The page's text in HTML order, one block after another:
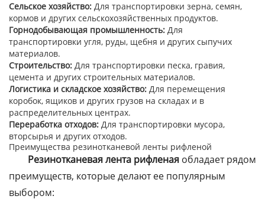
Сельское хозяйство: Для транспортировки зерна, семян,
кормов и других сельскохозяйственных продуктов.
Горнодобывающая промышленность: Для
транспортировки угля, руды, щебня и других сыпучих
материалов.
Строительство: Для транспортировки песка, гравия,
цемента и других строительных материалов.
Логистика и складское хозяйство: Для перемещения
коробок, ящиков и других грузов на складах и в
распределительных центрах.
Переработка отходов: Для транспортировки мусора,
вторсырья и других отходов.
Преимущества резинотканевой ленты рифленой
Резинотканевая лента рифленая обладает рядом
преимуществ, которые делают ее популярным
выбором: